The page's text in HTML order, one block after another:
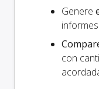
Genere
con